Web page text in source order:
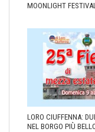
MOONLIGHT
LORO CIUFFENNA:
NEL BORGO PIÙ